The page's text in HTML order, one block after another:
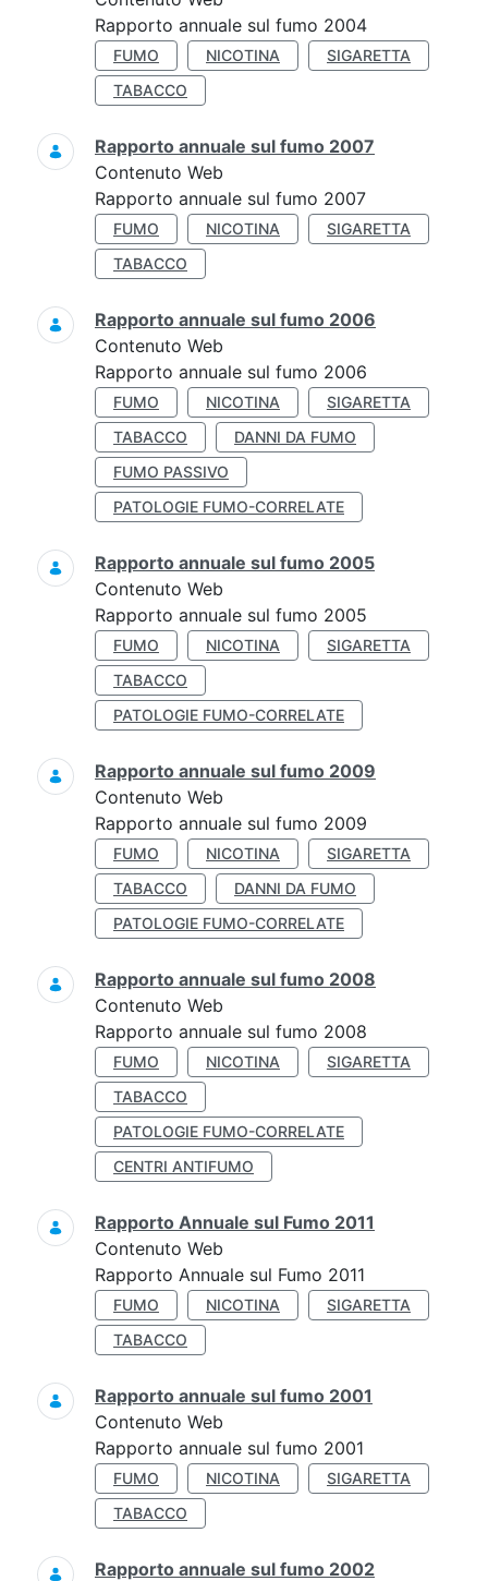
Rapporto annuale sul fumo 2004
FUMO NICOTINA
SIGARETTA
TABACCO
Rapporto annuale sul fumo 2007
Contenuto Web
Rapporto annuale sul fumo 2007
FUMO NICOTINA
SIGARETTA
TABACCO
Rapporto annuale sul fumo 2006
Contenuto Web
Rapporto annuale sul fumo 2006
FUMO NICOTINA
SIGARETTA
TABACCO
DANNI DA FUMO
FUMO PASSIVO
PATOLOGIE FUMO-CORRELATE
Rapporto annuale sul fumo 2005
Contenuto Web
Rapporto annuale sul fumo 2005
FUMO NICOTINA
SIGARETTA
TABACCO
PATOLOGIE FUMO-CORRELATE
Rapporto annuale sul fumo 2009
Contenuto Web
Rapporto annuale sul fumo 2009
FUMO NICOTINA
SIGARETTA
TABACCO
DANNI DA FUMO
PATOLOGIE FUMO-CORRELATE
Rapporto annuale sul fumo 2008
Contenuto Web
Rapporto annuale sul fumo 2008
FUMO NICOTINA
SIGARETTA
TABACCO
PATOLOGIE FUMO-CORRELATE
CENTRI ANTIFUMO
Rapporto Annuale sul Fumo 2011
Contenuto Web
Rapporto Annuale sul Fumo 2011
FUMO NICOTINA
SIGARETTA
TABACCO
Rapporto annuale sul fumo 2001
Contenuto Web
Rapporto annuale sul fumo 2001
FUMO NICOTINA
SIGARETTA
TABACCO
Rapporto annuale sul fumo 2002